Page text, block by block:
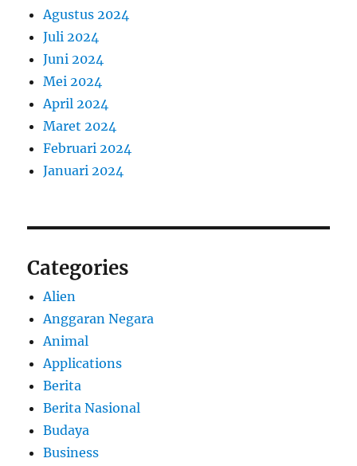
Agustus 2024
Juli 2024
Juni 2024
Mei 2024
April 2024
Maret 2024
Februari 2024
Januari 2024
Categories
Alien
Anggaran Negara
Animal
Applications
Berita
Berita Nasional
Budaya
Business